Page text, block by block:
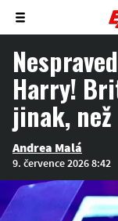
Zobrazit/skrýt
menu
Harry!
jinak,
Andrea Malá
9. července 2026 8:42